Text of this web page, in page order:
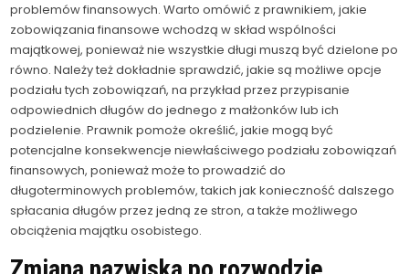
problemów finansowych. Warto omówić z prawnikiem, jakie
zobowiązania finansowe wchodzą w skład wspólności
majątkowej, ponieważ nie wszystkie długi muszą być dzielone po
równo. Należy też dokładnie sprawdzić, jakie są możliwe opcje
podziału tych zobowiązań, na przykład przez przypisanie
odpowiednich długów do jednego z małżonków lub ich
podzielenie. Prawnik pomoże określić, jakie mogą być
potencjalne konsekwencje niewłaściwego podziału zobowiązań
finansowych, ponieważ może to prowadzić do
długoterminowych problemów, takich jak konieczność dalszego
spłacania długów przez jedną ze stron, a także możliwego
obciążenia majątku osobistego.